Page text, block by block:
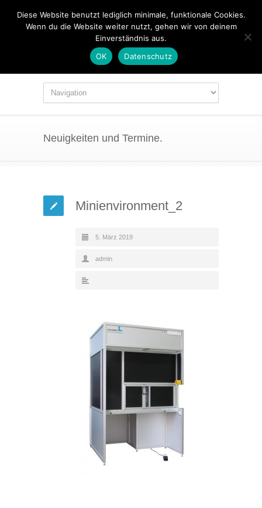
Neuigkeiten und Termine.
Minienvironment_2
5. März 2019
admin
Diese Website benutzt lediglich minimale, funktionale Cookies.
Wenn du die Website weiter nutzt, gehen wir von deinem
Einverständnis aus.
OK
Datenschutz